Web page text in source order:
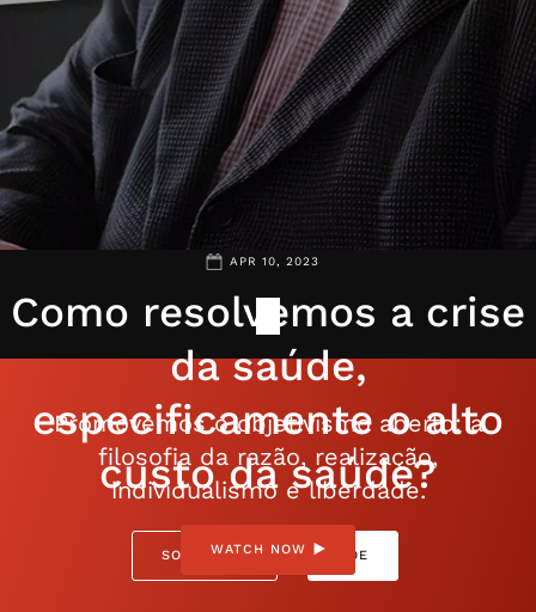
APR 10, 2023
Como resolvemos a crise
da saúde,
especificamente o alto
custo da saúde?
WATCH NOW
Promovemos o objetivismo aberto: a
filosofia da razão, realização,
individualismo e liberdade.
SOBRE NÓS DOE